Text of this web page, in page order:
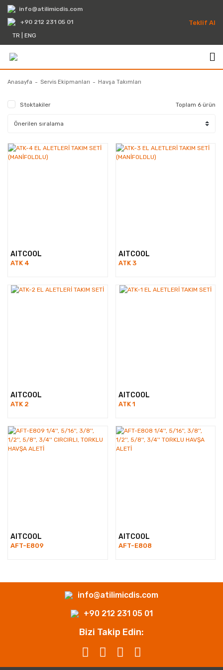
info@atilimicdis.com
+90 212 231 05 01
TR
ENG
Teklif Al
Anasayfa Servis Ekipmanları Havşa Takımları
Stoktakiler Toplam 6 ürün
AITCOOL
ATK 4
AITCOOL
ATK 3
AITCOOL
ATK 2
AITCOOL
ATK 1
AITCOOL
AFT-E809
AITCOOL
AFT-E808
info@atilimicdis.com
+90 212 231 05 01
Bizi Takip Edin: